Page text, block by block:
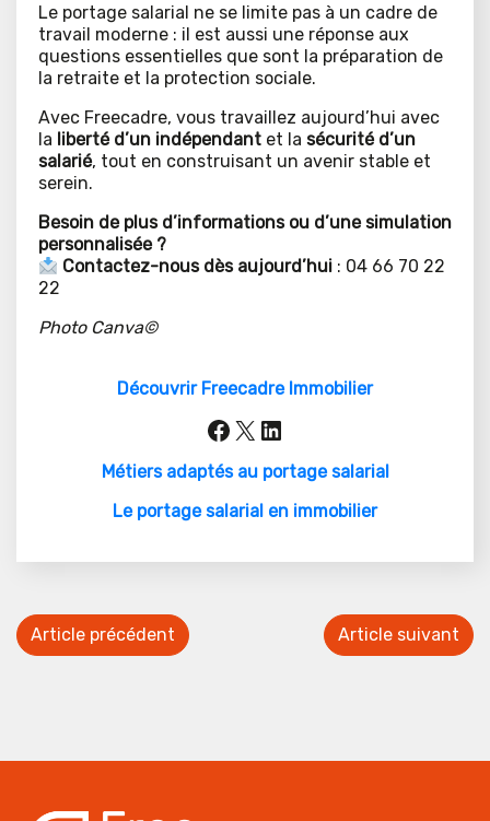
Le portage salarial ne se limite pas à un cadre de
travail moderne : il est aussi une réponse aux
questions essentielles que sont la préparation de
la retraite et la protection sociale.
Avec Freecadre, vous travaillez aujourd’hui avec
la liberté d’un indépendant et la sécurité d’un
salarié, tout en construisant un avenir stable et
serein.
Besoin de plus d’informations ou d’une simulation
personnalisée ?
Contactez-nous dès aujourd’hui : 04 66 70 22
22
Photo Canva©
Découvrir Freecadre Immobilier
Facebook
X LinkedIn
Métiers adaptés au portage salarial
Le portage salarial en immobilier
Article précédent Article suivant